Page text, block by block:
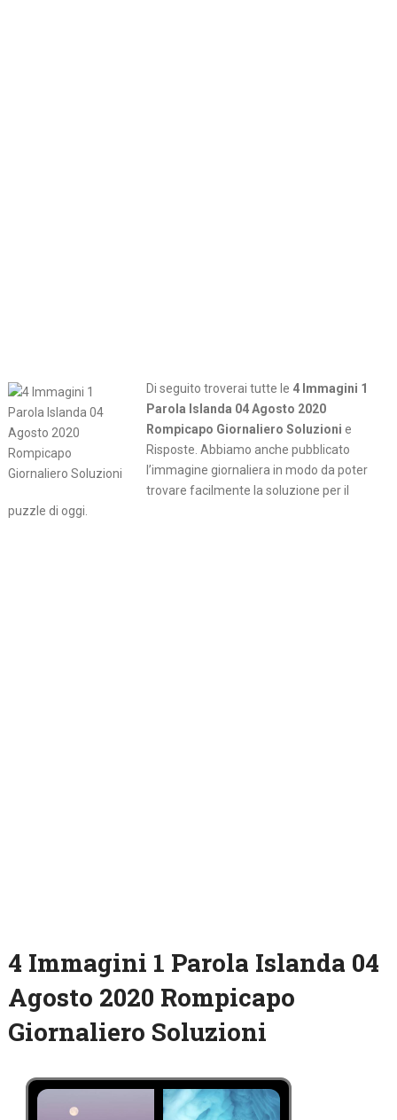
Di seguito troverai tutte le 4 Immagini 1
Parola Islanda 04 Agosto 2020
Rompicapo Giornaliero Soluzioni e
Risposte. Abbiamo anche pubblicato
l’immagine giornaliera in modo da poter
trovare facilmente la soluzione per il
puzzle di oggi.
4 Immagini 1 Parola Islanda 04
Agosto 2020 Rompicapo
Giornaliero Soluzioni